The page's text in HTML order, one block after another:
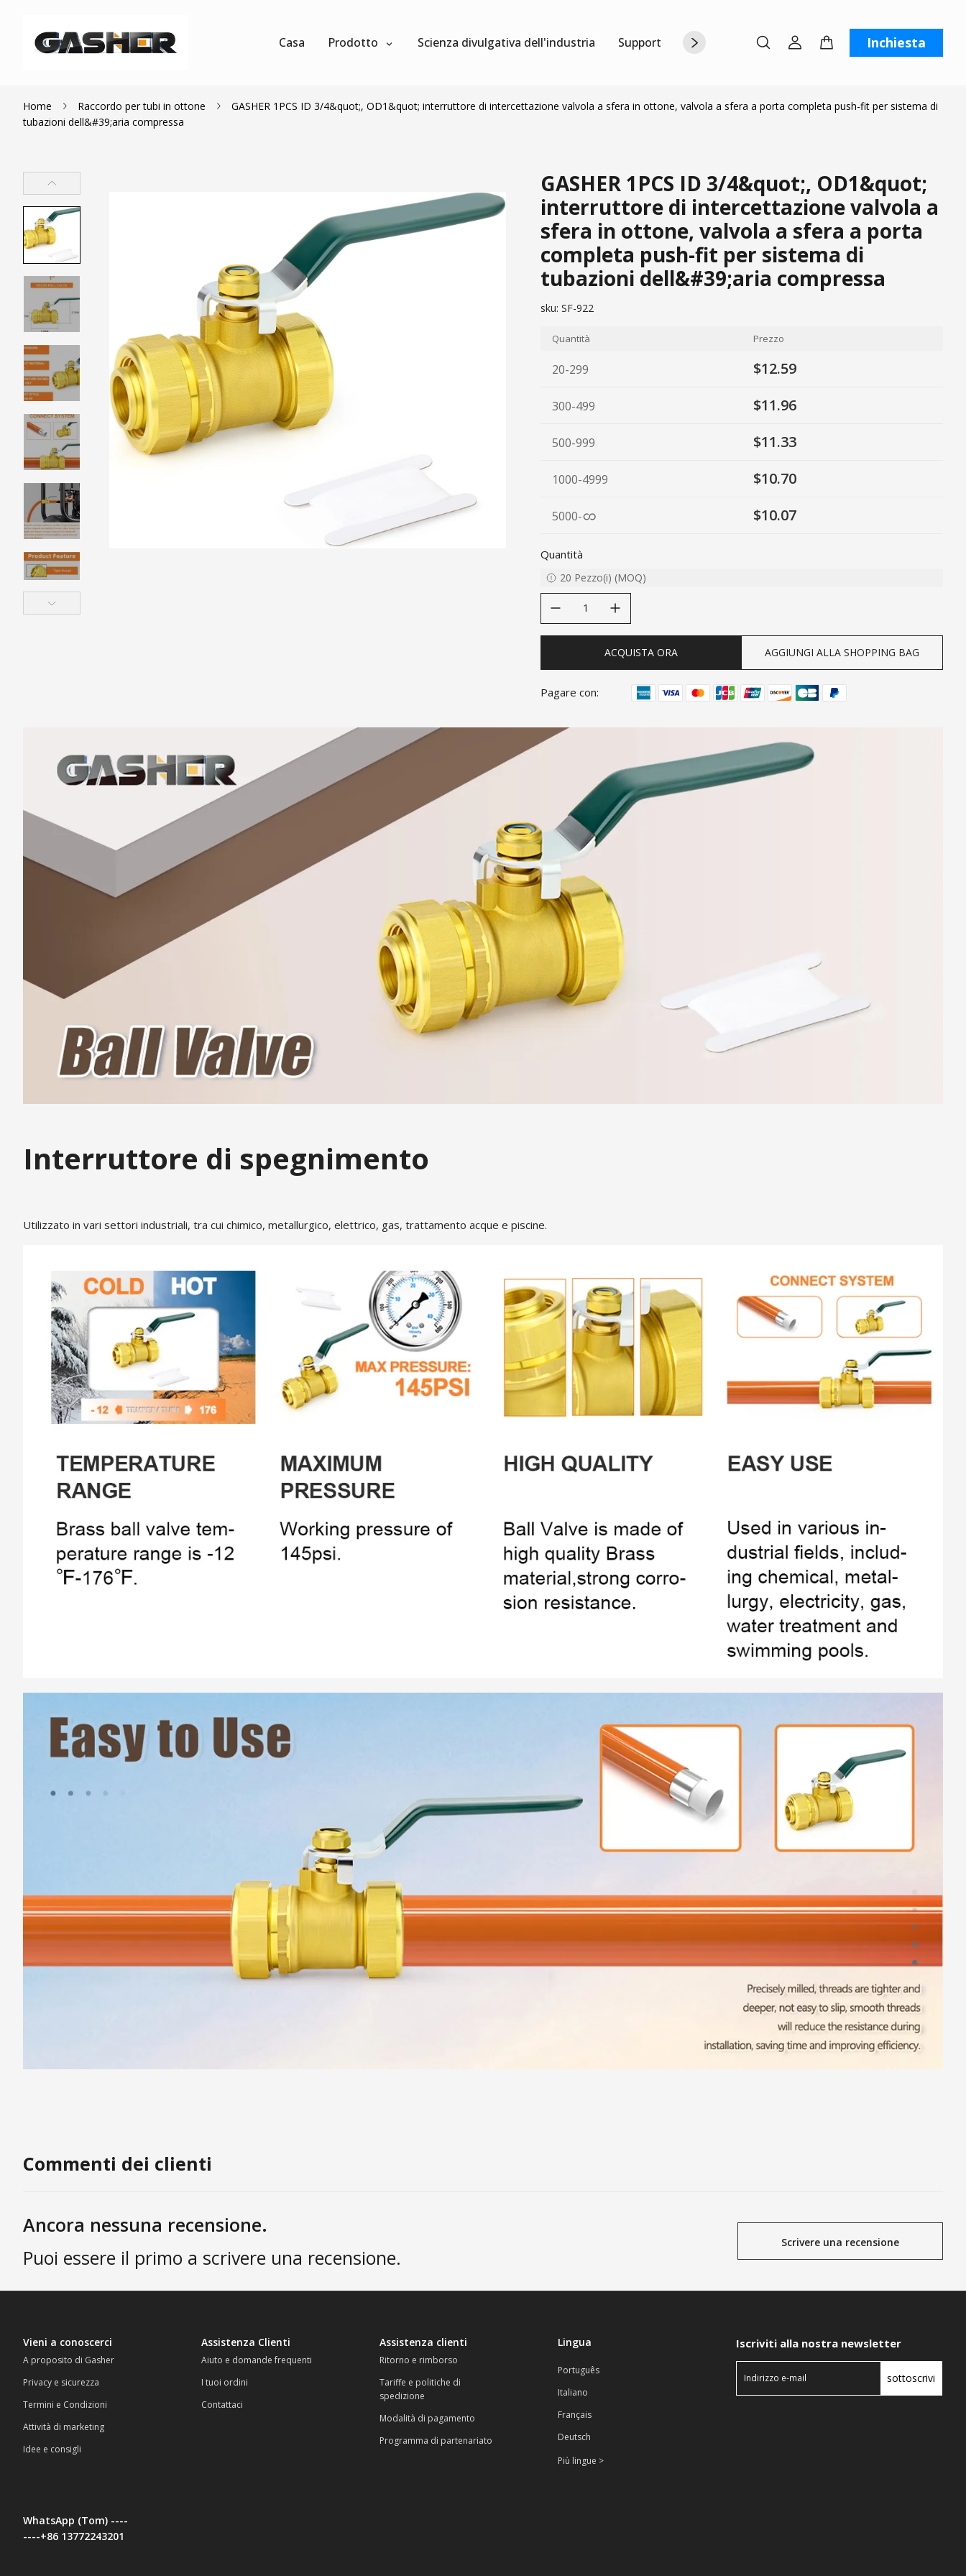
Casa Prodotto Scienza divulgativa dell'industria Supporto Chi siamo Contattaci Inchiesta
Home Raccordo per tubi in ottone
GASHER 1PCS ID 3/4&quot;, OD1&quot; interruttore di intercettazione valvola a sfera in ottone, valvola a sfera a porta completa push-fit per sistema di
tubazioni dell&#39;aria compressa
GASHER 1PCS ID 3/4&quot;, OD1&quot;
interruttore di intercettazione valvola a
sfera in ottone, valvola a sfera a porta
completa push-fit per sistema di
tubazioni dell&#39;aria compressa
sku: SF-922
Quantità Prezzo
20-299 $12.59
300-499 $11.96
500-999 $11.33
1000-4999 $10.70
5000- $10.07
Quantità
20 Pezzo(i) (MOQ)
ACQUISTA ORA AGGIUNGI ALLA SHOPPING BAG
Pagare con:
Interruttore di spegnimento
Utilizzato in vari settori industriali, tra cui chimico, metallurgico, elettrico, gas, trattamento acque e piscine.
Commenti dei clienti
Ancora nessuna recensione.
Puoi essere il primo a scrivere una recensione.
Scrivere una recensione
Vieni a conoscerci
A proposito di Gasher
Privacy e sicurezza
Termini e Condizioni
Attività di marketing
Idee e consigli
Assistenza Clienti
Aiuto e domande frequenti
I tuoi ordini
Contattaci
Assistenza clienti
Ritorno e rimborso
Tariffe e politiche di
spedizione
Modalità di pagamento
Programma di partenariato
Lingua
Português
Italiano
Français
Deutsch
Più lingue >
WhatsApp (Tom) ----
----+86 13772243201
Iscriviti alla nostra newsletter
sottoscrivi